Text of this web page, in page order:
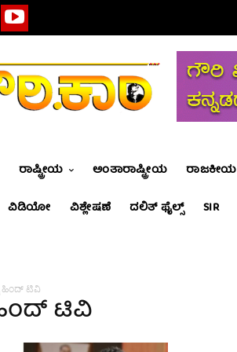
ರಾಷ್ಟ್ರೀಯ ಅಂತಾರಾಷ್ಟ್ರೀಯ ರಾಜಕೀಯ
ವಿಡಿಯೋ ವಿಶ್ಲೇಷಣೆ ದಲಿತ್ ಫೈಲ್ಸ್ SIR
ಹಿಂದ್‌ ಟಿವಿ
ಹಿಂದ್‌ ಟಿವಿ